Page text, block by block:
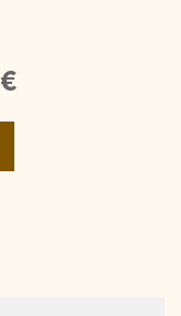
€El
precio